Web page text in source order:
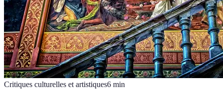
Critiques culturelles et artistiques6 min